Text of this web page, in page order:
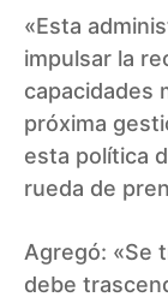
«Esta
impulsar la
capacidades
próxima
esta política
rueda de
Agregó: «Se
debe